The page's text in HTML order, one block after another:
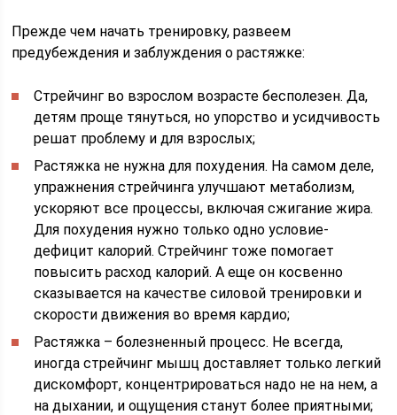
Прежде чем начать тренировку, развеем
предубеждения и заблуждения о растяжке:
Стрейчинг во взрослом возрасте бесполезен. Да,
детям проще тянуться, но упорство и усидчивость
решат проблему и для взрослых;
Растяжка не нужна для похудения. На самом деле,
упражнения стрейчинга улучшают метаболизм,
ускоряют все процессы, включая сжигание жира.
Для похудения нужно только одно условие-
дефицит калорий. Стрейчинг тоже помогает
повысить расход калорий. А еще он косвенно
сказывается на качестве силовой тренировки и
скорости движения во время кардио;
Растяжка – болезненный процесс. Не всегда,
иногда стрейчинг мышц доставляет только легкий
дискомфорт, концентрироваться надо не на нем, а
на дыхании, и ощущения станут более приятными;